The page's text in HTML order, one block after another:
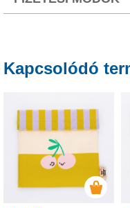
Kapcsolódó